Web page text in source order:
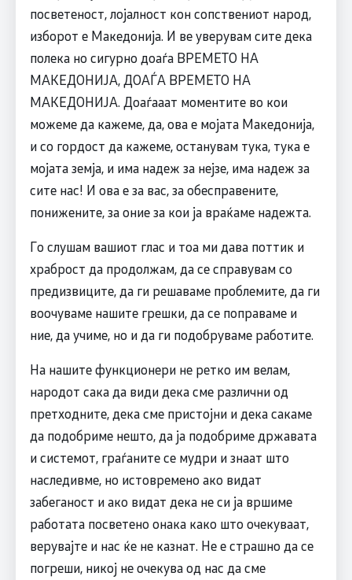
посветеност, лојалност кон сопствениот народ,
изборот е Македонија. И ве уверувам сите дека
полека но сигурно доаѓа ВРЕМЕТО НА
МАКЕДОНИЈА, ДОАЃА ВРЕМЕТО НА
МАКЕДОНИЈА. Доаѓааат моментите во кои
можеме да кажеме, да, ова е мојата Македонија,
и со гордост да кажеме, останувам тука, тука е
мојата земја, и има надеж за нејзе, има надеж за
сите нас! И ова е за вас, за обесправените,
понижените, за оние за кои ја враќаме надежта.
Го слушам вашиот глас и тоа ми дава поттик и
храброст да продолжам, да се справувам со
предизвиците, да ги решаваме проблемите, да ги
воочуваме нашите грешки, да се поправаме и
ние, да учиме, но и да ги подобруваме работите.
На нашите функционери не ретко им велам,
народот сака да види дека сме различни од
претходните, дека сме пристојни и дека сакаме
да подобриме нешто, да ја подобриме државата
и системот, граѓаните се мудри и знаат што
наследивме, но истовремено ако видат
забеганост и ако видат дека не си ја вршиме
работата посветено онака како што очекуваат,
верувајте и нас ќе не казнат. Не е страшно да се
погреши, никој не очекува од нас да сме